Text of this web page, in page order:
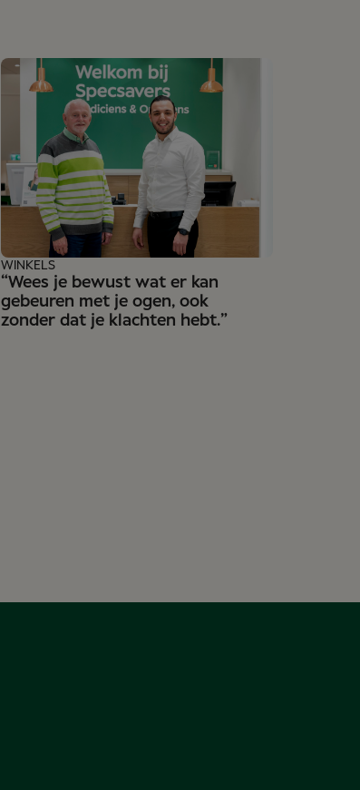
“Wees je bewust wat er kan
gebeuren met je ogen, ook
zonder dat je klachten hebt.”
WINKELS